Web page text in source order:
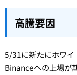
高騰要因
5/31に新たにホワイ
Binanceへの上場が